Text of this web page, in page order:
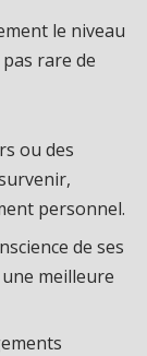
le niveau
pas rare de
ou des
personnel.
de ses
meilleure